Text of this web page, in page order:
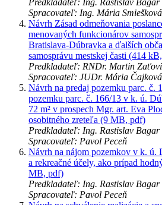
Spracovateľ: Ing. Mária Smiešková
Návrh Zásad odmeňovania
menovaných funkcionárov
Bratislava-Dúbravka a ďalších
samosprávu mestskej časti (414
Predkladateľ: RNDr. Martin
Spracovateľ: JUDr. Mária Čajková
Návrh na predaj pozemku parc. č.
pozemku parc. č. 166/13 v k. ú.
72 m² v prospech Mgr. art. Eva
osobitného zreteľa (9 MB, pdf)
Predkladateľ: Ing. Rastislav Bagar
Spracovateľ: Pavol Peceň
Návrh na nájom pozemkov v k. ú.
a rekreačné účely, ako prípad
MB, pdf)
Predkladateľ: Ing. Rastislav Bagar
Spracovateľ: Pavol Peceň